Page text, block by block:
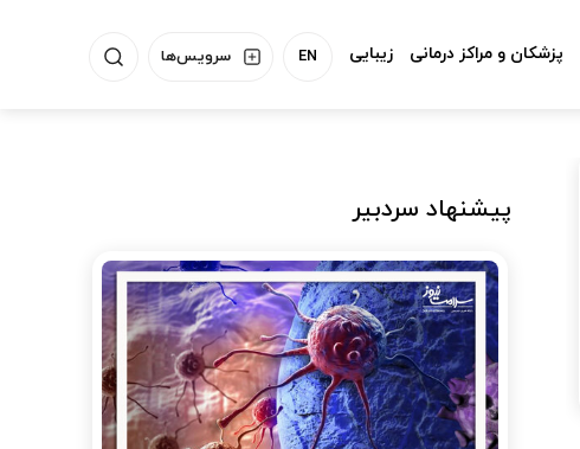
سرویس‌ها EN پزشکان و مراکز درمانی زیبایی
پیشنهاد سردبیر